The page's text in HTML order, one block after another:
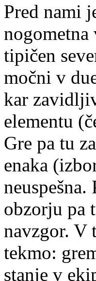
Pred nami
tipičen
močni v
kar
elementu
Gre pa tu
enaka
obzorju pa
navzgor. V
tekmo:
stanje v